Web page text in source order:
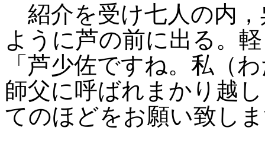
紹介を受け七人の内
ように芦の前に出る。
「芦少佐ですね。私（
師父に呼ばれまかり越
てのほどをお願い致し